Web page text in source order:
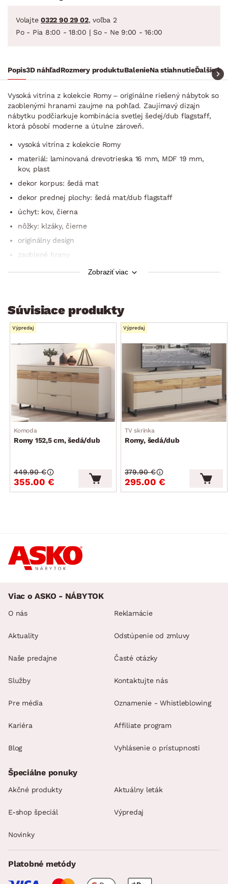
Volajte 0322 90 29 02, voľba 2
Po - Pia 8:00 - 18:00 | So - Ne 9:00 - 16:00
Popis3D náhľadRozmery produktuBalenieNa stiahnutieĎalšie
Vysoká vitrína z kolekcie Romy – originálne riešený nábytok so
zaoblenými hranami zaujme na pohľad. Zaujímavý dizajn
nábytku podčiarkuje kombinácia svetlej šedej/dub flagstaff,
ktorá pôsobí moderne a útulne zároveň.
vysoká vitrína z kolekcie Romy
materiál: laminovaná drevotrieska 16 mm, MDF 19 mm,
kov, plast
dekor korpus: šedá mat
dekor prednej plochy: šedá mat/dub flagstaff
úchyt: kov, čierna
nôžky: klzáky, čierne
originálny design
zaoblené hrany
mechanizmus Soft Close: tlmené dovieranie
1× sklenená polica, 4× drevená polica)
bez osvetlenia
dodávané v demonte
Zobraziť viac
Súvisiace produkty
Výpredaj
Komoda
Romy 152,5 cm, šedá/dub
355.00 €
449.90 €
Výpredaj
TV skrinka
Romy, šedá/dub
295.00 €
379.90 €
Viac o ASKO - NÁBYTOK
O nás
Aktuality
Naše predajne
Služby
Pre média
Kariéra
Blog
Reklamácie
Odstúpenie od zmluvy
Časté otázky
Kontaktujte nás
Oznamenie - Whistleblowing
Affiliate program
Vyhlásenie o prístupnosti
Špeciálne ponuky
Akčné produkty Aktuálny leták
E-shop špeciál Výpredaj
Novinky
Platobné metódy